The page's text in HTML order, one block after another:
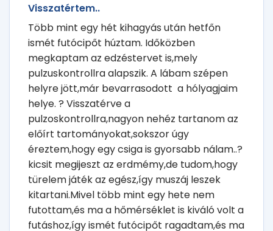
Visszatértem..
Több mint egy hét kihagyás után hetfőn
ismét futócipőt húztam. Időközben
megkaptam az edzéstervet is,mely
pulzuskontrollra alapszik. A lábam szépen
helyre jött,már bevarrasodott a hólyagjaim
helye. ? Visszatérve a
pulzoskontrollra,nagyon nehéz tartanom az
előírt tartományokat,sokszor úgy
éreztem,hogy egy csiga is gyorsabb nálam..?
kicsit megijeszt az erdmémy,de tudom,hogy
türelem játék az egész,így muszáj leszek
kitartani.Mivel több mint egy hete nem
futottam,és ma a hőmérséklet is kiváló volt a
futáshoz,így ismét futócipőt ragadtam,és ma